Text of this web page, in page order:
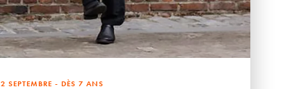
2 SEPTEMBRE - DÈS 7 ANS